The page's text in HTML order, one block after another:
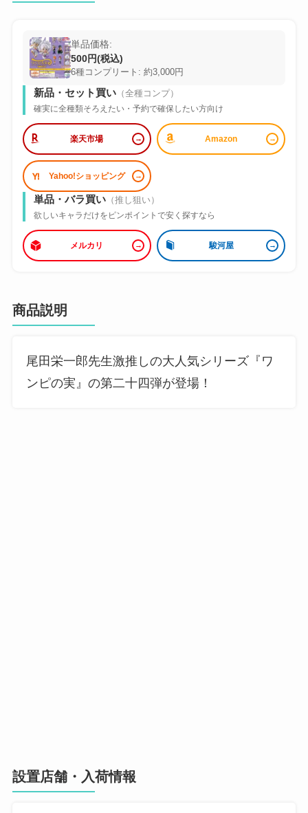
単品価格:
500円(税込)
6種コンプリート: 約3,000円
新品・セット買い（全種コンプ）
確実に全種類そろえたい・予約で確保したい方向け
楽天市場 Amazon
Yahoo!ショッピング
単品・バラ買い（推し狙い）
欲しいキャラだけをピンポイントで安く探すなら
メルカリ 駿河屋
商品説明
尾田栄一郎先生激推しの大人気シリーズ『ワ
ンピの実』の第二十四弾が登場！
設置店舗・入荷情報